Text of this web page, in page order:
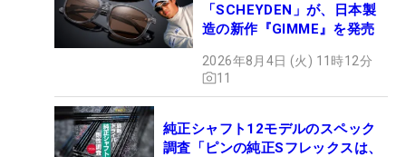
「SCHEYDEN」が、日本製
造の新作『GIMME』を発売
2026年8月4日 (火) 11時12分
11
純正シャフト12モデルのスペック
調査「ピンの純正Sフレックスは、